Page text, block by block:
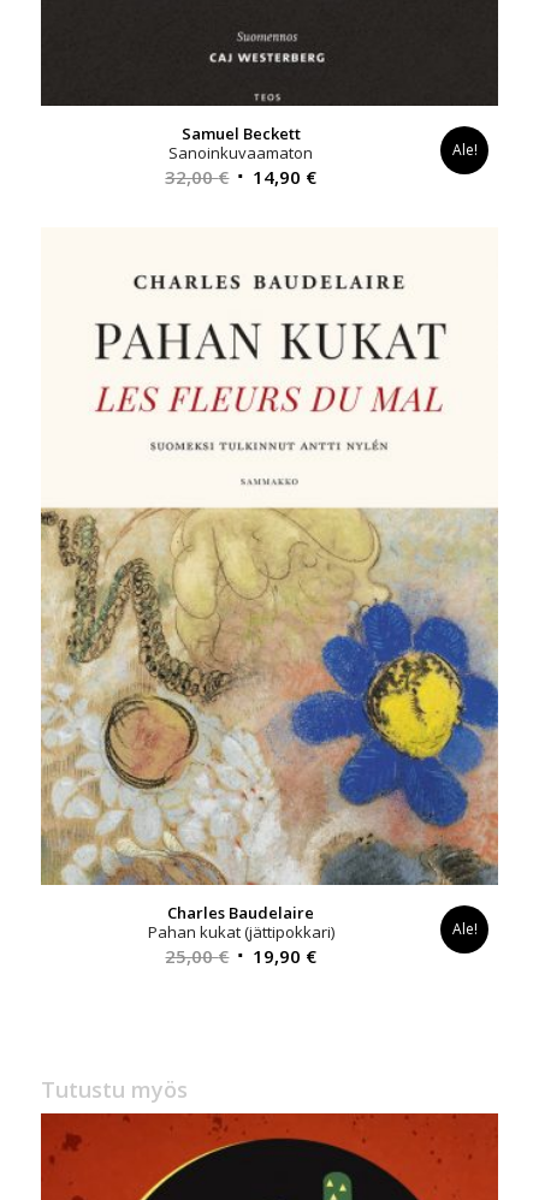
Samuel Beckett
Sanoinkuvaamaton
32,00€ Alkuperäinen
14,90 €Nykyinen
Ale!
Charles Baudelaire
Pahan kukat (jättipokkari)
25,00€ Alkuperäinen
19,90 €Nykyinen
Ale!
Tutustu myös